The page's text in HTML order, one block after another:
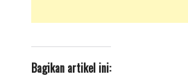
Bagikan artikel ini: